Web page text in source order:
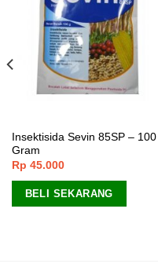
Insektisida Sevin 85SP – 100
Gram
Rp 45.000
BELI SEKARANG